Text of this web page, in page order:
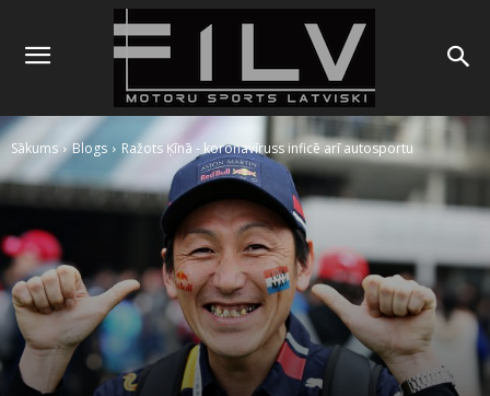
Sākums Blogs Ražots Ķīnā - koronavīruss inficē arī autosportu